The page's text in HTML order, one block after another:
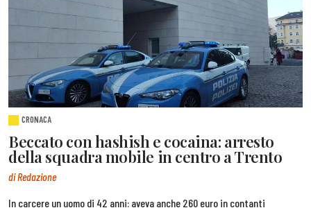
CRONACA
Beccato con hashish e cocaina: arresto
della squadra mobile in centro a Trento
di Redazione
In carcere un uomo di 42 anni: aveva anche 260 euro in contanti